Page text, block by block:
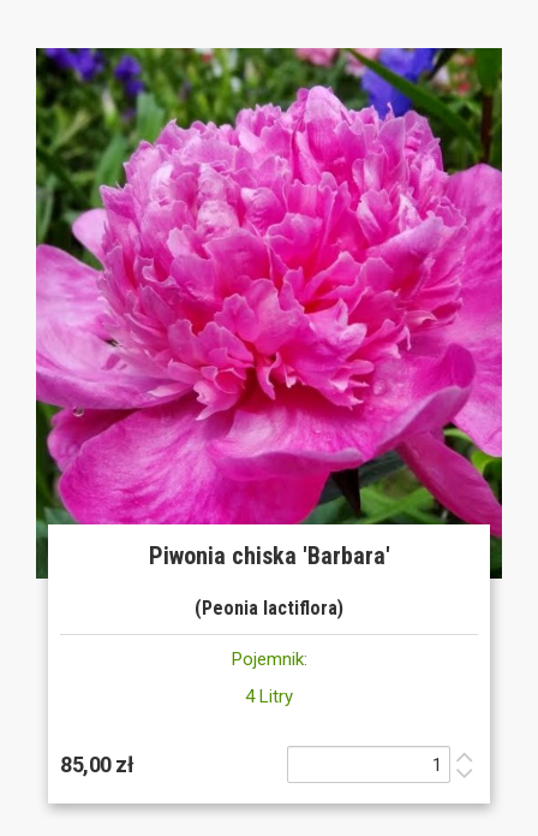
Piwonia chiska 'Barbara'
(Peonia lactiflora)
Pojemnik:
4 Litry
85,00 zł